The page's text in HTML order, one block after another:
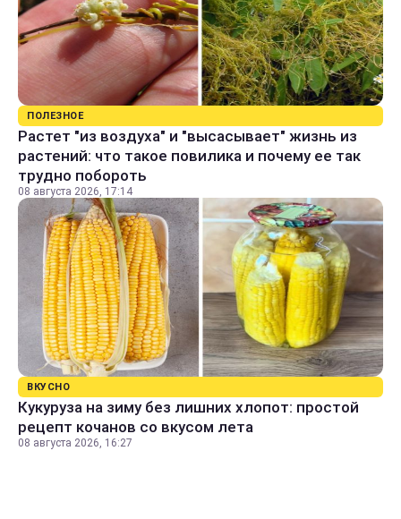
ПОЛЕЗНОЕ
Растет "из воздуха" и "высасывает" жизнь из
растений: что такое повилика и почему ее так
трудно побороть
08 августа 2026, 17:14
ВКУСНО
Кукуруза на зиму без лишних хлопот: простой
рецепт кочанов со вкусом лета
08 августа 2026, 16:27